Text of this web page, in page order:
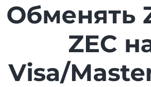
Обменять
ZEC
Visa/